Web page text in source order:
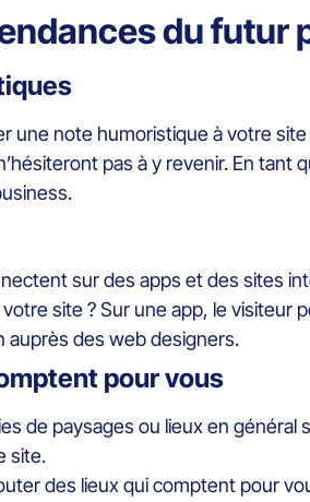
du futur
une note humoristique à votre
pas à y revenir. En
sur des apps et des sites
site ? Sur une app, le visiteur
auprès des web designers.
pour vous
de paysages ou lieux en
site.
des lieux qui comptent pour